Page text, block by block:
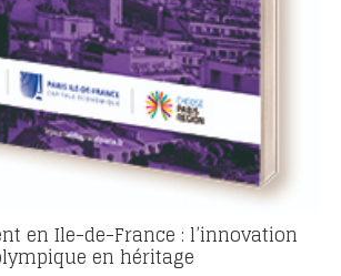
en Ile-de-France : l’innovation
en héritage